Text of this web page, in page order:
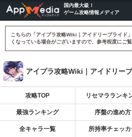
国内最大級！
ゲーム攻略情報メディア
こちらの「アイプラ攻略Wiki｜アイドリープライド
くなっている場合がございますので、参考程度にご覧
アイプラ攻略Wiki｜アイドリー
攻略TOP リセマラランキ
最強ランキング 序盤の進め方
全キャラ一覧 所持率チェッ